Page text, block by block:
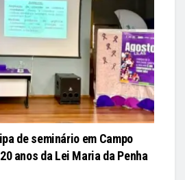
de seminário em Campo
anos da Lei Maria da Penha